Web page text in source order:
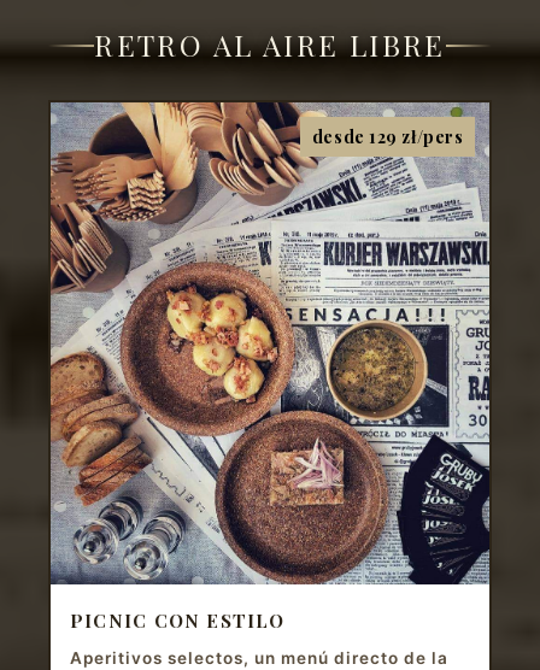
RETRO AL AIRE LIBRE
desde 129 zł/pers
PICNIC CON ESTILO
Aperitivos selectos, un menú directo de la